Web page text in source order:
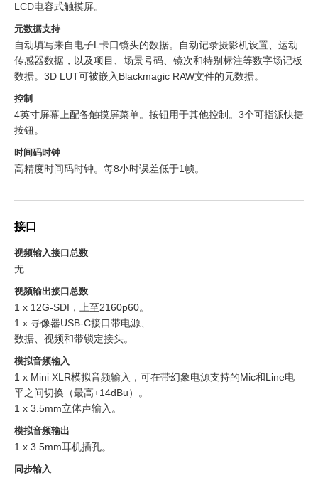
LCD电容式触摸屏。
元数据支持
自动填写来自电子L卡口镜头的数据。自动记录摄影机设置、运动
传感器数据，以及项目、场景号码、镜次和特别标注等数字场记板
数据。3D LUT可被嵌入Blackmagic RAW文件的元数据。
控制
4英寸屏幕上配备触摸屏菜单。按钮用于其他控制。3个可指派快捷
按钮。
时间码时钟
高精度时间码时钟。每8小时误差低于1帧。
接口
视频输入接口总数
无
视频输出接口总数
1 x 12G-SDI，上至2160p60。
1 x 寻像器USB-C接口带电源、
数据、视频和带锁定接头。
模拟音频输入
1 x Mini XLR模拟音频输入，可在带幻象电源支持的Mic和Line电
平之间切换（最高+14dBu）。
1 x 3.5mm立体声输入。
模拟音频输出
1 x 3.5mm耳机插孔。
同步输入